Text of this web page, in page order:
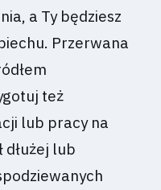
a Ty będziesz
Przerwana
też
lub pracy na
dłużej lub